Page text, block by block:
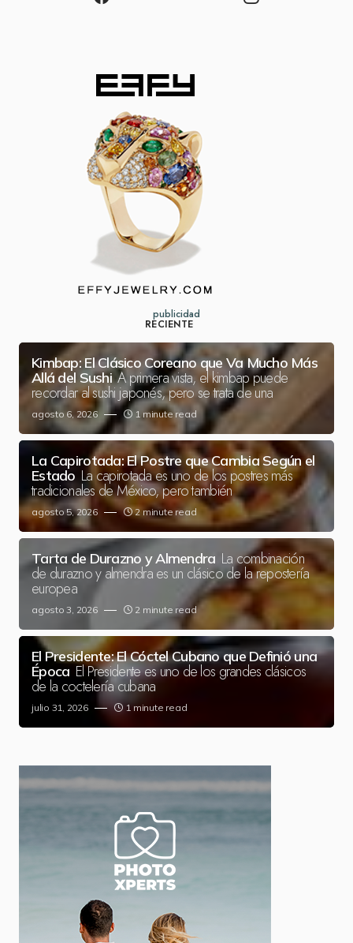
publicidad
RECIENTE
Kimbap: El Clásico Coreano que Va Mucho Más
Allá del Sushi A primera vista, el kimbap puede
recordar al sushi japonés, pero se trata de una
agosto 6, 2026 1 minute read
La Capirotada: El Postre que Cambia Según el
Estado La capirotada es uno de los postres más
tradicionales de México, pero también
agosto 5, 2026 2 minute read
Tarta de Durazno y Almendra La combinación
de durazno y almendra es un clásico de la repostería
europea
agosto 3, 2026 2 minute read
El Presidente: El Cóctel Cubano que Definió una
Época El Presidente es uno de los grandes clásicos
de la coctelería cubana
julio 31, 2026 1 minute read